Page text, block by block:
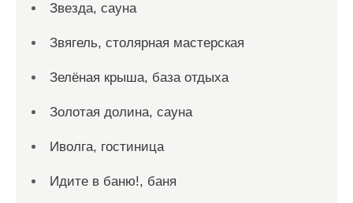
Звезда, сауна
Звягель, столярная мастерская
Зелёная крыша, база отдыха
Золотая долина, сауна
Иволга, гостиница
Идите в баню!, баня